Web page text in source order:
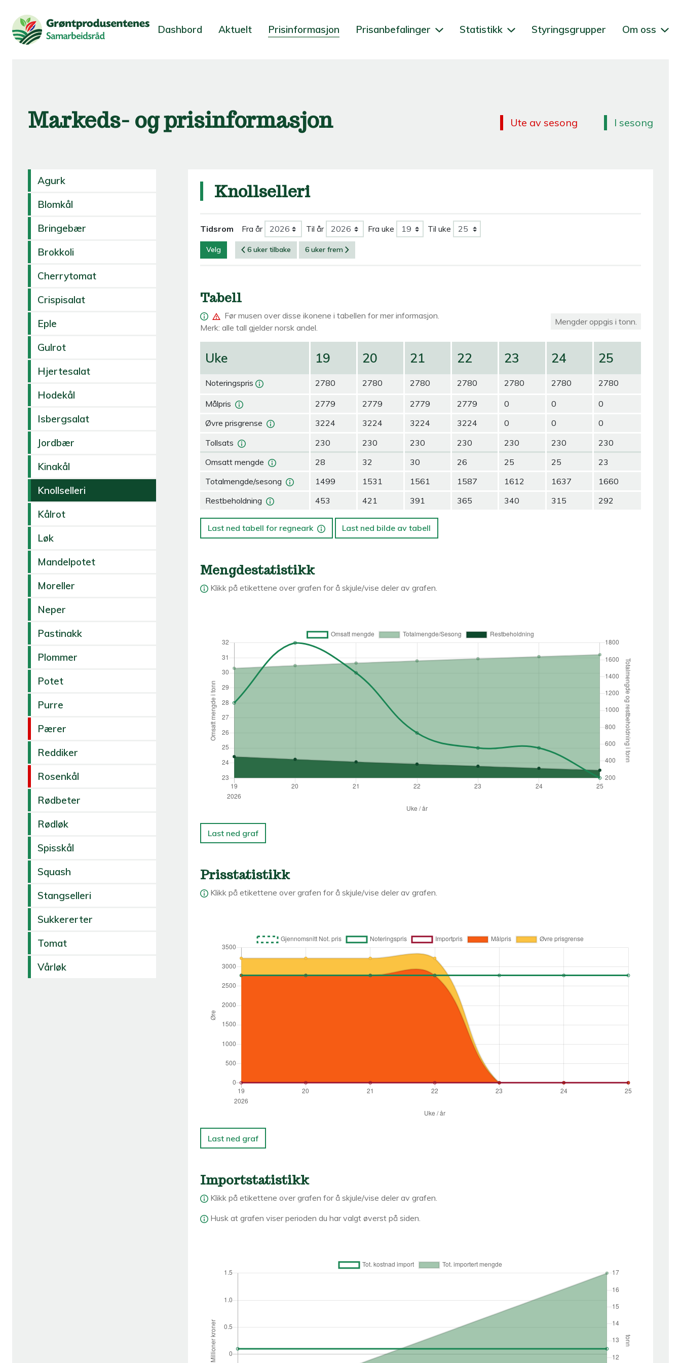
Dashbord Aktuelt Prisinformasjon Prisanbefalinger Statistikk Styringsgrupper Om oss
Markeds- og prisinformasjon Ute av sesong I sesong
Agurk
Blomkål
Bringebær
Brokkoli
Cherrytomat
Crispisalat
Eple
Gulrot
Hjertesalat
Hodekål
Isbergsalat
Jordbær
Kinakål
Knollselleri
Kålrot
Løk
Mandelpotet
Moreller
Neper
Pastinakk
Plommer
Potet
Purre
Pærer
Reddiker
Rosenkål
Rødbeter
Rødløk
Spisskål
Squash
Stangselleri
Sukkererter
Tomat
Vårløk
Knollselleri
Tidsrom Fra år Til år Fra uke Til uke
Velg 6 uker tilbake 6 uker frem
Tabell
Før musen over disse ikonene i tabellen for mer informasjon.
Merk: alle tall gjelder norsk andel.
Mengder oppgis i tonn.
Uke
Noteringspris
Målpris
Øvre prisgrense
Tollsats
Omsatt mengde
Totalmengde/sesong
Restbeholdning
19
2780
2779
3224
230
28
1499
453
20
2780
2779
3224
230
32
1531
421
21
2780
2779
3224
230
30
1561
391
22
2780
2779
3224
230
26
1587
365
23
2780
0
0
230
25
1612
340
24
2780
0
0
230
25
1637
315
25
2780
0
0
230
23
1660
292
Last ned tabell for regneark Last ned bilde av tabell
Mengdestatistikk
Klikk på etikettene over grafen for å skjule/vise deler av grafen.
Last ned graf
Prisstatistikk
Klikk på etikettene over grafen for å skjule/vise deler av grafen.
Last ned graf
Importstatistikk
Klikk på etikettene over grafen for å skjule/vise deler av grafen.
Husk at grafen viser perioden du har valgt øverst på siden.